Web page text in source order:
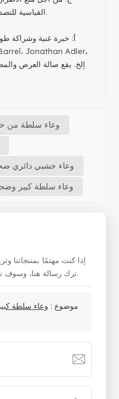
القياسية للتصدير، والرغوة البولي، والكرتون الورقي.
أ: خبرة غنية وشراكة
إلخ. يقع صالة العرض
وعاء سلطة من
وعاء خشبي دائري
وعاء سلطة كبير
إذا كنت مهتمًا بمنتجاتنا
ترك رسالة هنا، وسوف نقوم بالرد عليك في أقرب وقت ممكن.
موضوع : وعاء سلطة